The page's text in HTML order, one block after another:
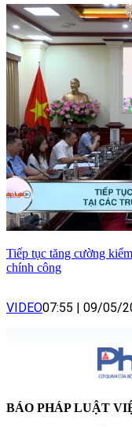
Tiếp tục tăng cường
chính công
VIDEO07:55 | 09/05/
BÁO PHÁP LUẬT